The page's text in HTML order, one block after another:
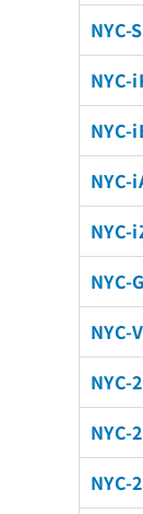
NYC-
NYC-
NYC-
NYC-
NYC-
NYC-
NYC-
NYC-
NYC-
NYC-